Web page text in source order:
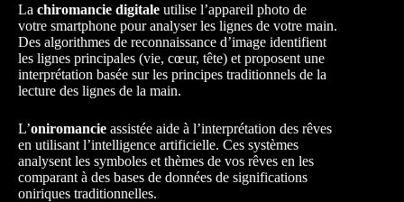
La chiromancie digitale utilise l’appareil photo de
votre smartphone pour analyser les lignes de votre main.
Des algorithmes de reconnaissance d’image identifient
les lignes principales (vie, cœur, tête) et proposent une
interprétation basée sur les principes traditionnels de la
lecture des lignes de la main.
L’oniromancie assistée aide à l’interprétation des rêves
en utilisant l’intelligence artificielle. Ces systèmes
analysent les symboles et thèmes de vos rêves en les
comparant à des bases de données de significations
oniriques traditionnelles.